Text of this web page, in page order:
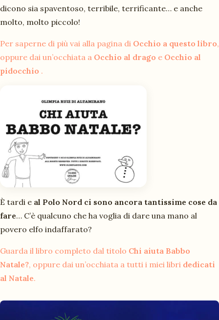
dicono sia spaventoso, terribile, terrificante… e anche
molto, molto piccolo!
Per saperne di più vai alla pagina di Occhio a questo libro,
oppure dai un’occhiata a Occhio al drago e Occhio al
pidocchio .
È tardi e al Polo Nord ci sono ancora tantissime cose da
fare… C’è qualcuno che ha voglia di dare una mano al
povero elfo indaffarato?
Guarda il libro completo dal titolo Chi aiuta Babbo
Natale?, oppure dai un’occhiata a tutti i miei libri dedicati
al Natale.